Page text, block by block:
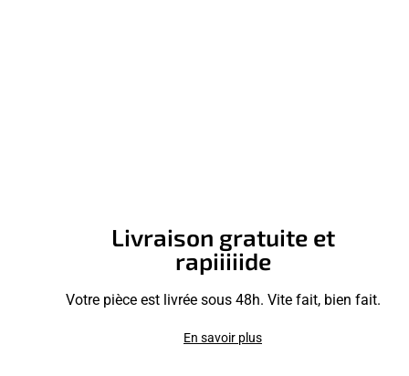
Livraison gratuite et
rapiiiiide
Votre pièce est livrée sous 48h. Vite fait, bien fait.
En savoir plus